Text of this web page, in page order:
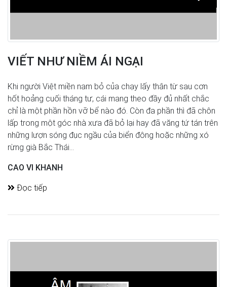
VIẾT NHƯ NIỀM ÁI NGẠI
Khi người Việt miền nam bỏ của chạy lấy thân từ sau cơn
hốt hoảng cuối tháng tư, cái mang theo đầy đủ nhất chắc
chỉ là một phần hồn vỡ bể nào đó. Còn đa phần thì đã chôn
lấp trong một góc nhà xưa đã bỏ lại hay đã văng tứ tán trên
những lượn sóng đục ngầu của biển đông hoặc những xó
rừng già Bắc Thái...
CAO VI KHANH
Đọc tiếp